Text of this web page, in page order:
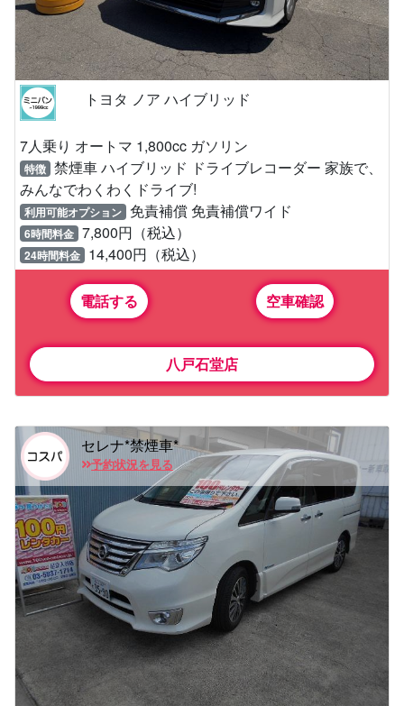
トヨタ ノア ハイブリッド
7人乗り オートマ 1,800cc ガソリン
特徴 禁煙車 ハイブリッド ドライブレコーダー 家族で、
みんなでわくわくドライブ!
利用可能オプション 免責補償 免責補償ワイド
6時間料金 7,800円（税込）
24時間料金 14,400円（税込）
電話する 空車確認
八戸石堂店
セレナ*禁煙車*
予約状況を見る